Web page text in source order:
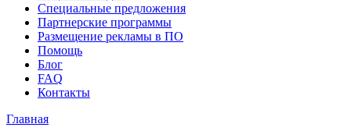
Специальные предложения
Партнерские программы
Размещение рекламы в ПО
Помощь
Блог
FAQ
Контакты
Главная